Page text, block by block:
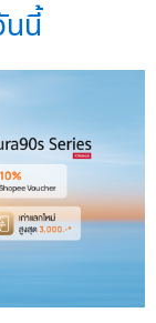
นนี้